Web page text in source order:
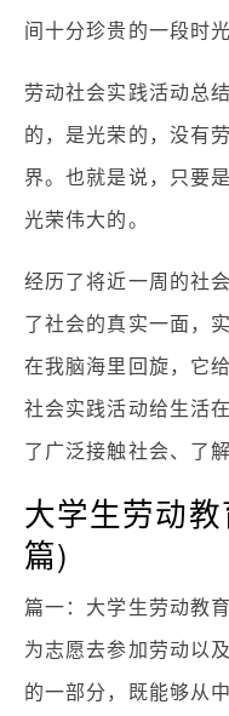
间十分珍贵的一段时光
劳动社会实践活动总
的，是光荣的，没有
界。也就是说，只要
光荣伟大的。
经历了将近一周的社
了社会的真实一面，
在我脑海里回旋，它
社会实践活动给生活
了广泛接触社会、了
大学生劳动
篇)
篇一：大学生劳动教
为志愿去参加劳动以
的一部分，既能够从